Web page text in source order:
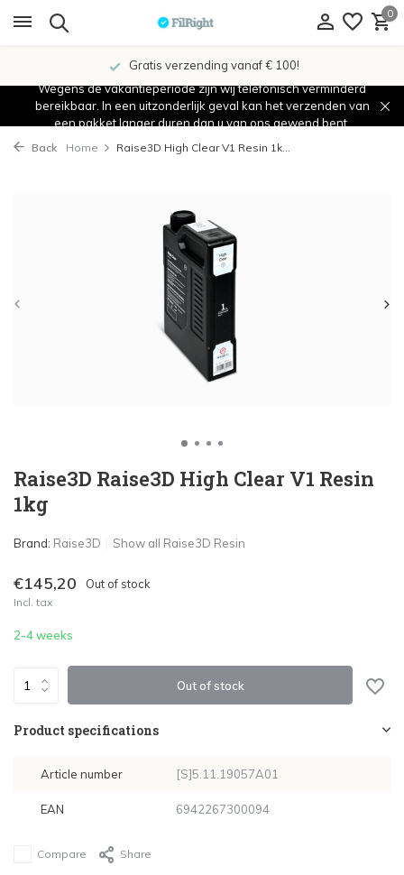
0
Gratis verzending vanaf € 100!
Wegens de vakantieperiode zijn wij telefonisch verminderd
bereikbaar. In een uitzonderlijk geval kan het verzenden van
een pakket langer duren dan u van ons gewend bent.
Back Home Raise3D High Clear V1 Resin 1k...
Raise3D Raise3D High Clear V1 Resin
1kg
Brand: Raise3D Show all Raise3D Resin
€145,20 Out of stock
Incl. tax
2-4 weeks
Out of stock
Product specifications
Article number [S]5.11.19057A01
EAN 6942267300094
Compare Share